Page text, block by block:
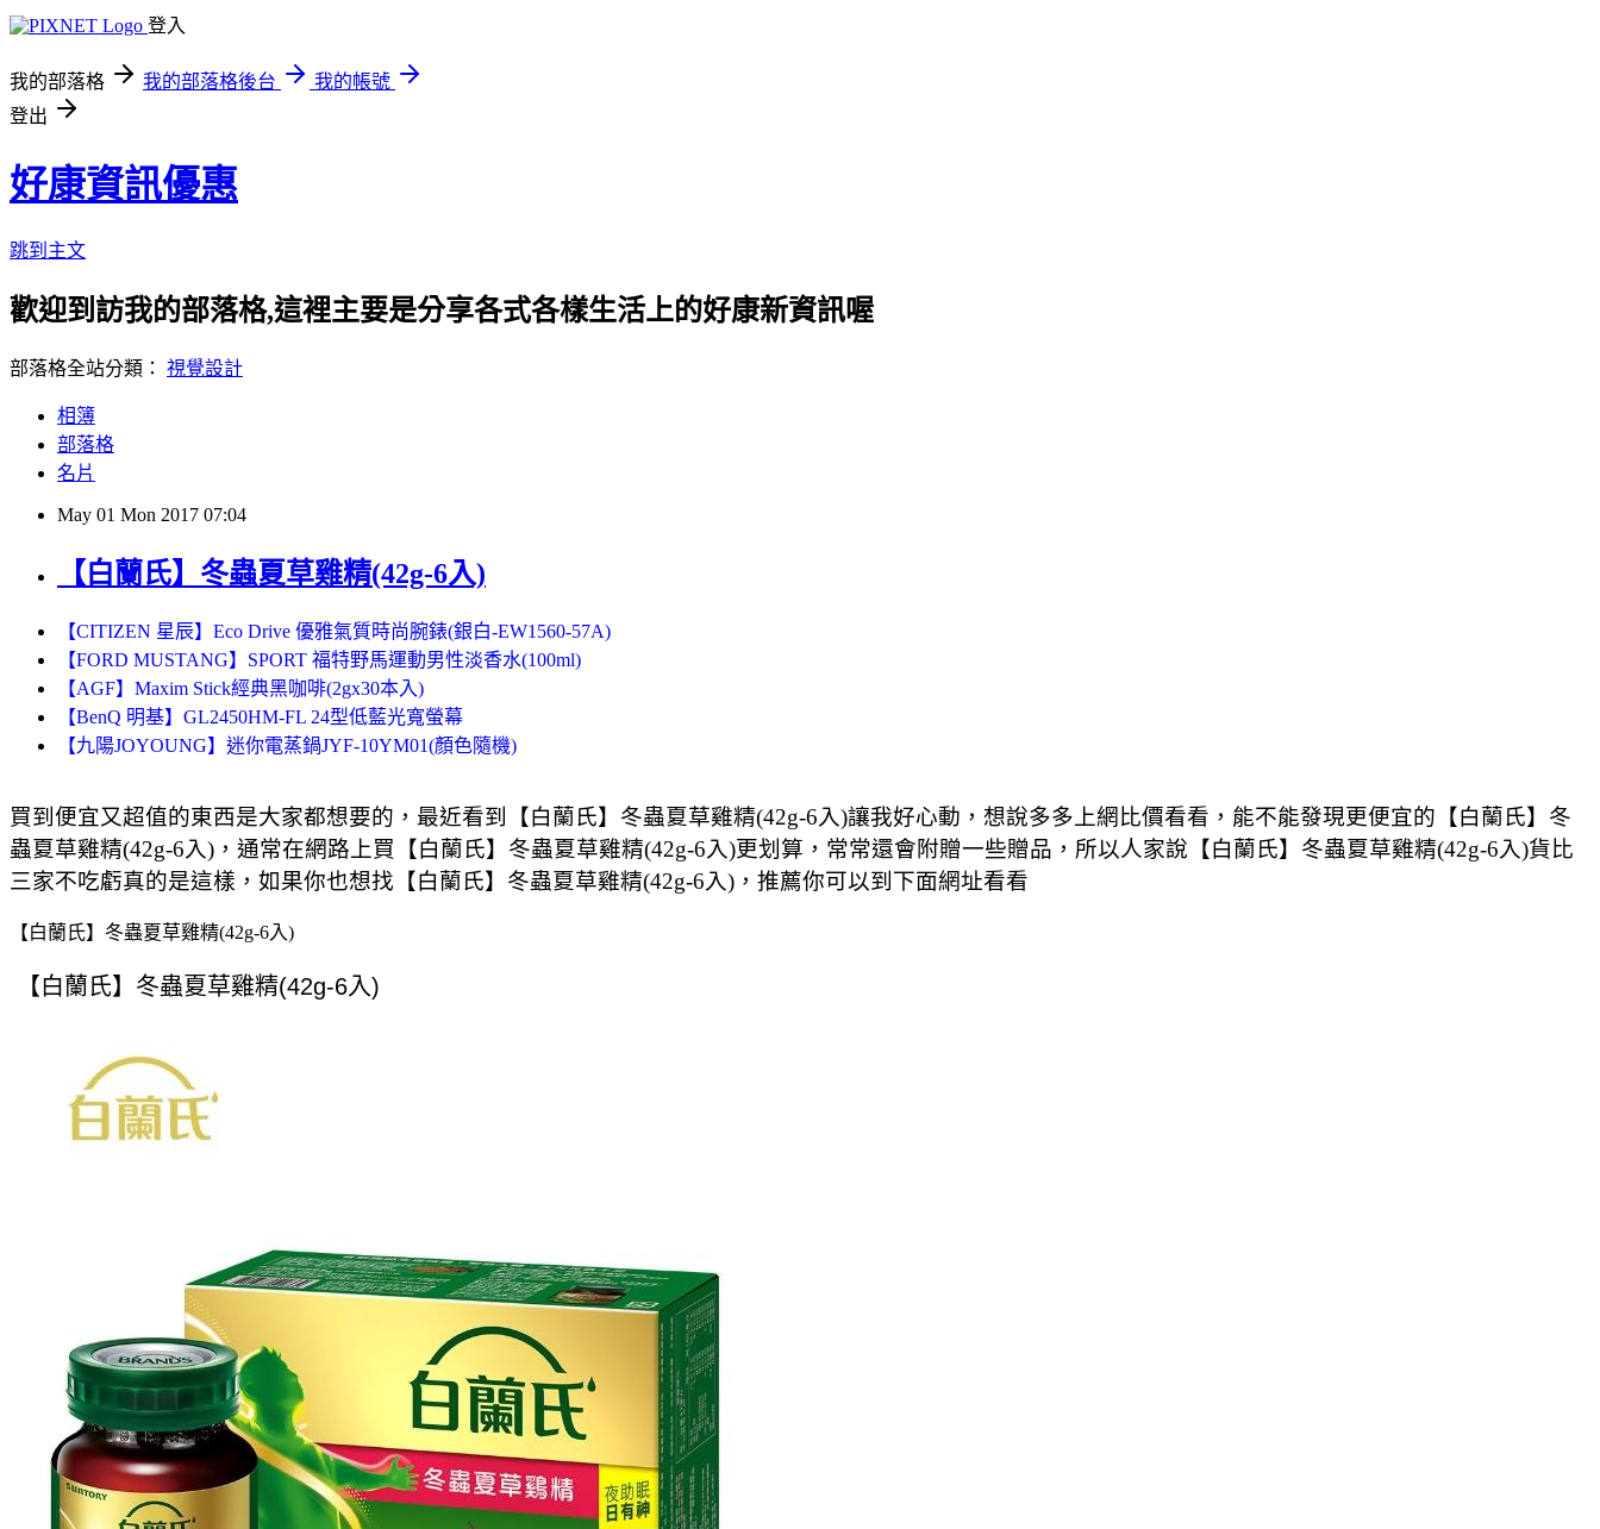
登入
我的部落格 我的部落格後台
我的帳號
登出
好康資訊優惠
跳到主文
歡迎到訪我的部落格,這裡主要是分享各式各樣生活上的好康新資訊喔
部落格全站分類： 視覺設計
相簿
部落格
名片
May 01 Mon 2017 07:04
【白蘭氏】冬蟲夏草雞精(42g-6入)
【CITIZEN 星辰】Eco Drive 優雅氣質時尚腕錶(銀白-EW1560-57A)
【FORD MUSTANG】SPORT 福特野馬運動男性淡香水(100ml)
【AGF】Maxim Stick經典黑咖啡(2gx30本入)
【BenQ 明基】GL2450HM-FL 24型低藍光寬螢幕
【九陽JOYOUNG】迷你電蒸鍋JYF-10YM01(顏色隨機)
買到便宜又超值的東西是大家都想要的，最近看到【白蘭氏】冬蟲夏草雞精(42g-6入)讓我好心動，想說多多上網比價看看，能不能發現更便宜的【白蘭氏】冬
蟲夏草雞精(42g-6入)，通常在網路上買【白蘭氏】冬蟲夏草雞精(42g-6入)更划算，常常還會附贈一些贈品，所以人家說【白蘭氏】冬蟲夏草雞精(42g-6入)貨比
三家不吃虧真的是這樣，如果你也想找【白蘭氏】冬蟲夏草雞精(42g-6入)，推薦你可以到下面網址看看
【白蘭氏】冬蟲夏草雞精(42g-6入)